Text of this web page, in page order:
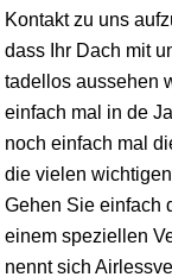
Kontakt zu uns
dass Ihr Dach mit
tadellos aussehen
einfach mal in de
noch einfach mal
die vielen
Gehen Sie einfach
einem speziellen
nennt sich